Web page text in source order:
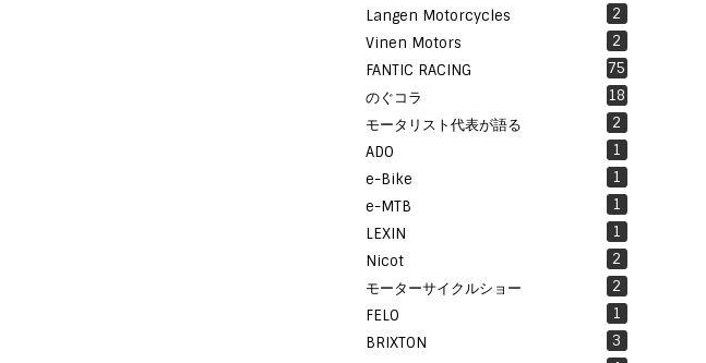
Langen Motorcycles
2
Vinen Motors
2
FANTIC RACING
75
のぐコラ
18
モータリスト代表が語る
2
ADO
1
e-Bike
1
e-MTB
1
LEXIN
1
Nicot
2
モーターサイクルショー
2
FELO
1
BRIXTON
3